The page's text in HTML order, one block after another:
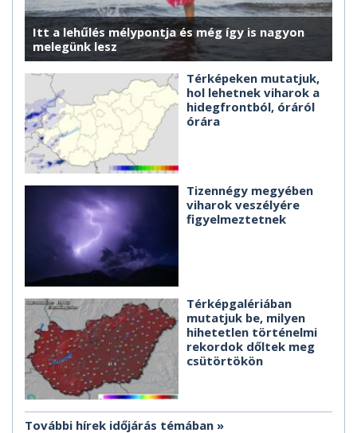
Itt a lehűlés mélypontja és még így is nagyon
melegünk lesz
Térképeken mutatjuk,
hol lehetnek viharok a
hidegfrontból, óráról
órára
Tizennégy megyében
viharok veszélyére
figyelmeztetnek
Térképgalériában
mutatjuk be, milyen
hihetetlen történelmi
rekordok dőltek meg
csütörtökön
További hírek időjárás témában